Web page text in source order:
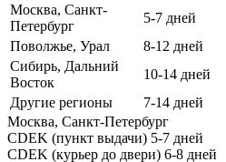
Москва, Санкт-
Петербург
5-7 дней
Поволжье, Урал
8-12 дней
Сибирь, Дальний
Восток
10-14 дней
Другие регионы
7-14 дней
Москва, Санкт-Петербург
CDEK (пункт выдачи) 5-7 дней
CDEK (курьер до двери) 6-8 дней